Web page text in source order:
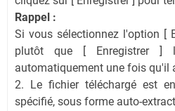
Rappel :
Si vous sélectionnez l'option [
plutôt que [ Enregistrer ]
automatiquement une fois qu'il
2. Le fichier téléchargé est
spécifié, sous forme auto-